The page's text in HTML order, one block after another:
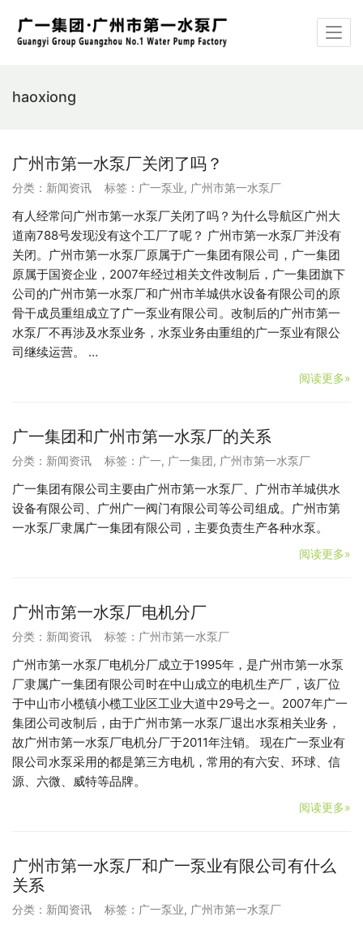
haoxiong
广州市第一水泵厂关闭了吗？
分类： 新闻资讯 标签： 广一泵业, 广州市第一水泵厂
有人经常问广州市第一水泵厂关闭了吗？为什么导航区广州大
道南788号发现没有这个工厂了呢？ 广州市第一水泵厂并没有
关闭。广州市第一水泵厂原属于广一集团有限公司，广一集团
原属于国资企业，2007年经过相关文件改制后，广一集团旗下
公司的广州市第一水泵厂和广州市羊城供水设备有限公司的原
骨干成员重组成立了广一泵业有限公司。改制后的广州市第一
水泵厂不再涉及水泵业务，水泵业务由重组的广一泵业有限公
司继续运营。 …
阅读更多»
广一集团和广州市第一水泵厂的关系
分类： 新闻资讯 标签： 广一, 广一集团, 广州市第一水泵厂
广一集团有限公司主要由广州市第一水泵厂、广州市羊城供水
设备有限公司、广州广一阀门有限公司等公司组成。广州市第
一水泵厂隶属广一集团有限公司，主要负责生产各种水泵。
阅读更多»
广州市第一水泵厂电机分厂
分类： 新闻资讯 标签： 广州市第一水泵厂
广州市第一水泵厂电机分厂成立于1995年，是广州市第一水泵
厂隶属广一集团有限公司时在中山成立的电机生产厂，该厂位
于中山市小榄镇小榄工业区工业大道中29号之一。2007年广一
集团公司改制后，由于广州市第一水泵厂退出水泵相关业务，
故广州市第一水泵厂电机分厂于2011年注销。 现在广一泵业有
限公司水泵采用的都是第三方电机，常用的有六安、环球、信
源、六微、威特等品牌。
阅读更多»
广州市第一水泵厂和广一泵业有限公司有什么
关系
分类： 新闻资讯 标签： 广一泵业, 广州市第一水泵厂